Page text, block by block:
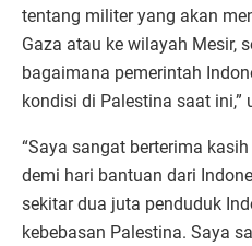
tentang militer yang akan
Gaza atau ke wilayah Mesir,
bagaimana pemerintah
kondisi di Palestina saat ini,”
“Saya sangat berterima
demi hari bantuan dari
sekitar dua juta penduduk
kebebasan Palestina. Saya